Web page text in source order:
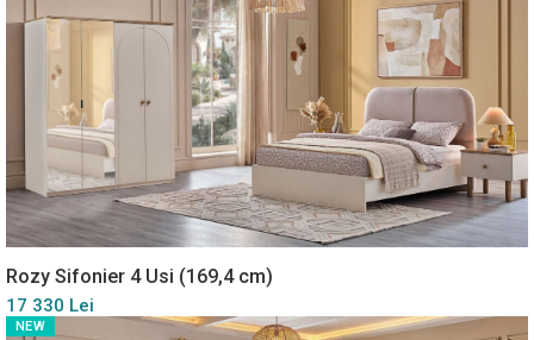
Rozy Sifonier 4 Usi (169,4 cm)
17 330 Lei
NEW